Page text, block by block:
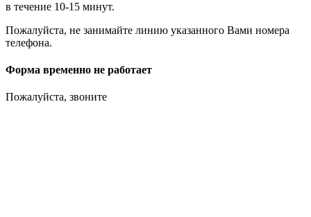
в течение 10-15 минут.
Пожалуйста, не занимайте линию указанного Вами номера
телефона.
Форма временно не работает
Пожалуйста, звоните